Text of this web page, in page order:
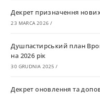
Декрет призначення нових
23 MARCA 2026 /
Душпастирський план
на 2026 рік
30 GRUDNIA 2025 /
Декрет оновлення та